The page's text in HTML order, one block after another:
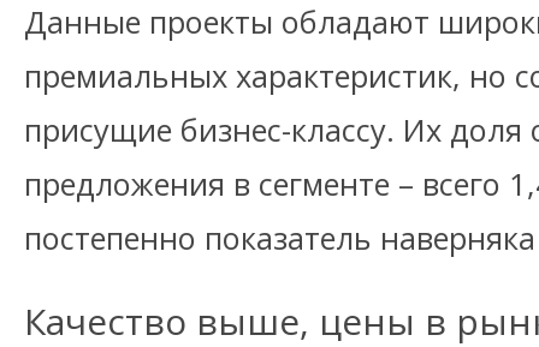
Данные проекты обладают
премиальных характеристик, но
присущие бизнес-классу. Их
предложения в сегменте – всего
постепенно показатель
Качество выше, цены в